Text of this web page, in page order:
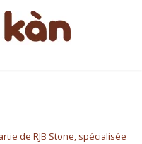
note de 9,2/10
de RJB Stone, spécialisée